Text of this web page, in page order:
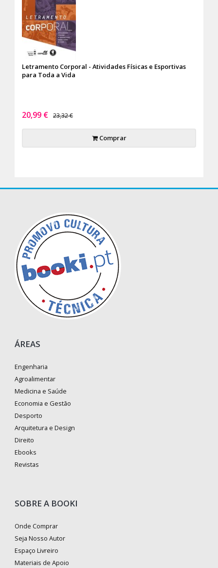
Letramento Corporal - Atividades Físicas e Esportivas
para Toda a Vida
20,99 € 23,32 €
Comprar
ÁREAS
Engenharia
Agroalimentar
Medicina e Saúde
Economia e Gestão
Desporto
Arquitetura e Design
Direito
Ebooks
Revistas
SOBRE A BOOKI
Onde Comprar
Seja Nosso Autor
Espaço Livreiro
Materiais de Apoio